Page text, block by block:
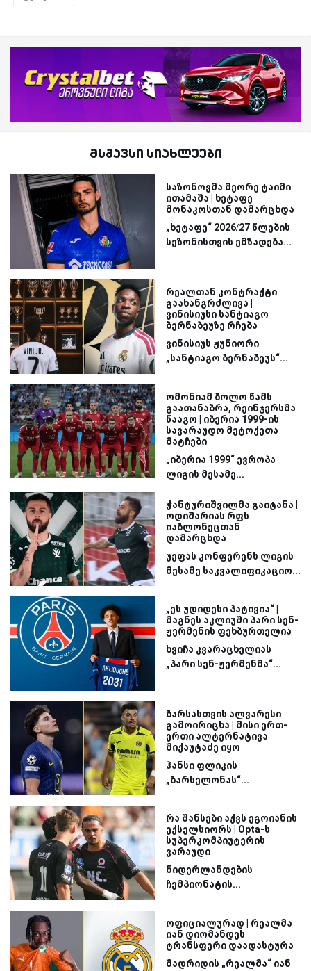
მსგავსი სიახლეები
საზონოვმა მეორე ტაიმი
ითამაშა | ხეტაფე
მონაკოსთან დამარცხდა
„ხეტაფე“ 2026/27 წლების
სეზონისთვის ემზადება...
რეალთან კონტრაქტი
გაახანგრძლივა |
ვინისიუსი სანტიაგო
ბერნაბეუზე რჩება
ვინისიუს ჟუნიორი
„სანტიაგო ბერნაბეუს“...
ომონიამ ბოლო წამს
გაათანაბრა, რეინჯერსმა
წააგო | იბერია 1999-ის
სავარაუდო მეტოქეთა
მატჩები
„იბერია 1999“ ევროპა
ლიგის მესამე...
ჭანტურიშვილმა გაიტანა |
ოდიშარიას რფს
იაბლონეცთან
დამარცხდა
უეფას კონფერენს ლიგის
მესამე საკვალიფიკაციო...
„ეს უდიდესი პატივია“ |
მაგნეს აკლიუში პარი სენ-
ჟერმენის ფეხბურთელია
ხვიჩა კვარაცხელიას
„პარი სენ-ჟერმენმა“...
ბარსასთვის ალვარესი
გამოირიცხა | მისი ერთ-
ერთი ალტერნატივა
მიქაუტაძე იყო
ჰანსი ფლიკის
„ბარსელონას“...
რა შანსები აქვს ეგოიანის
ექსელსიორს | Opta-ს
სუპერკომპიუტერის
ვარაუდი
ნიდერლანდების
ჩემპიონატის...
ოფიციალურად | რეალმა
იან დიომანდეს
ტრანსფერი დაადასტურა
მადრიდის „რეალმა“ იან